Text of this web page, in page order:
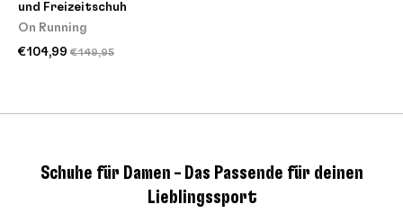
und Freizeitschuh
On Running
€104,99 €149,95
Schuhe für Damen – Das Passende für deinen
Lieblingssport